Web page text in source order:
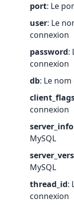
port: Le
user: Le
connexion
password:
connexion
db: Le
connexion
server_info
MySQL
MySQL
thread_id:
connexion